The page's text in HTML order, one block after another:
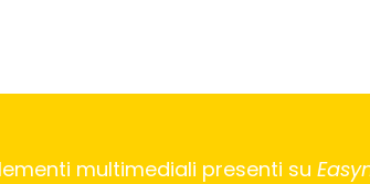
multimediali presenti su